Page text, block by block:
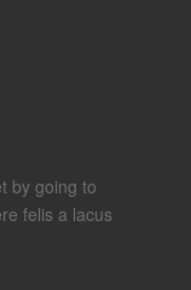
by going to
felis a lacus